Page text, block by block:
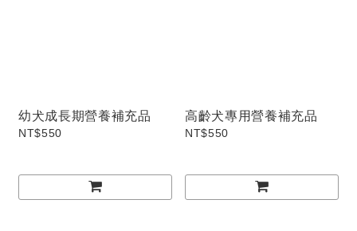
幼犬成長期營養補充品
NT$550
高齡犬專用營養補充品
NT$550